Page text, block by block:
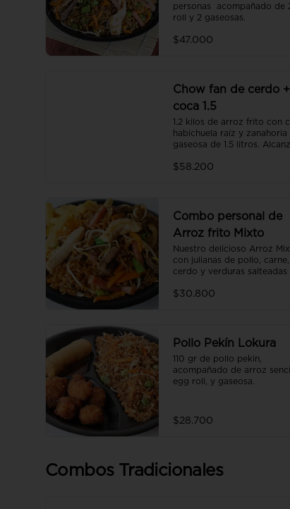
personas  acompañado de
roll y 2 gaseosas.
$47.000
Chow fan de cerdo +
coca 1.5
1.2 kilos de arroz frito con
habichuela raíz y zanahoria
gaseosa de 1.5 litros.
$58.200
Combo personal de
Arroz frito Mixto
Nuestro delicioso Arroz
con julianas de pollo, carne,
cerdo y verduras salteadas
francesa y CocaCola pet
$30.800
Pollo Pekín Lokura
110 gr de pollo pekin,
acompañado de arroz
egg roll, y gaseosa.
$28.700
Combos Tradicionales